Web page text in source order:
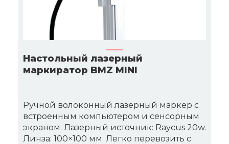
Настольный лазерный
маркиратор BMZ MINI
Ручной волоконный лазерный маркер с
встроенным компьютером и сенсорным
экраном. Лазерный источник: Raycus 20w.
Линза: 100×100 мм. Легко перевозить с